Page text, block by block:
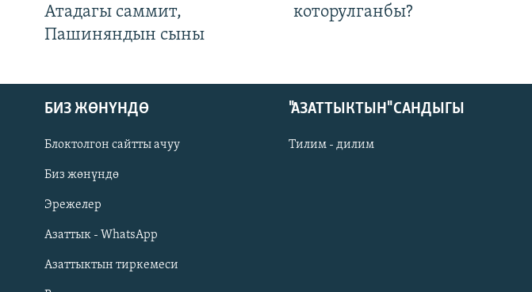
Русский
ОНЛАЙН ШЕРИНЕ
Атадагы саммит,
Пашиняндын сыны
которулганбы?
БИЗ ЖӨНҮНДӨ
Блоктолгон сайтты ачуу
Биз жөнүндө
Эрежелер
Азаттык - WhatsApp
Азаттыктын тиркемеси
"АЗАТТЫКТЫН" САНДЫГЫ
Тилим - дилим